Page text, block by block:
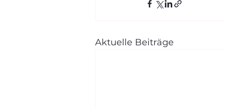
Aktuelle Beiträge